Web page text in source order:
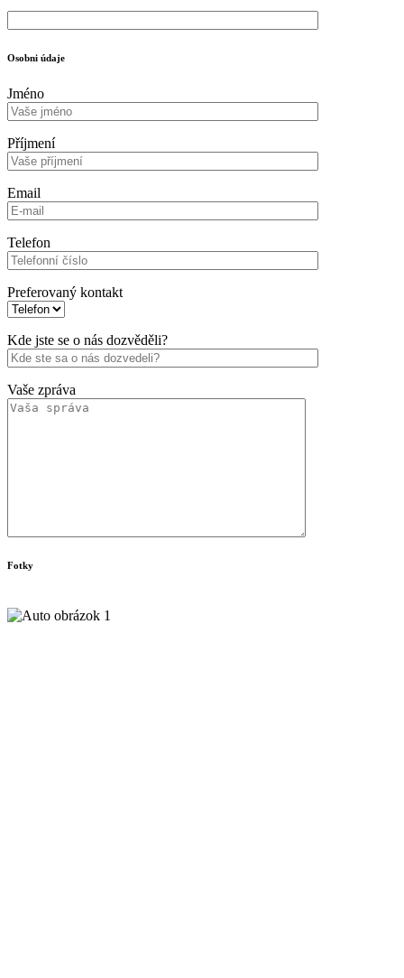
Osobni údaje
Jméno
Příjmení
Email
Telefon
Preferovaný kontakt
Kde jste se o nás dozvěděli?
Vaše zpráva
Fotky